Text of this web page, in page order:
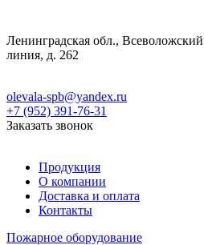
Ленинградская обл.,
линия, д. 262
olevala-spb@yandex.ru
+7 (952) 391-76-31
Заказать звонок
Продукция
О компании
Доставка и оплата
Контакты
Пожарное оборудование